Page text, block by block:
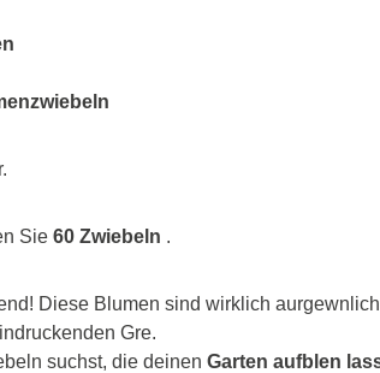
Sie 60 Zwiebeln .
Diese Blumen sind wirklich
Gre.
suchst, die deinen Garten aufblen